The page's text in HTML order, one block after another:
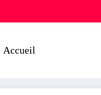
Accueil